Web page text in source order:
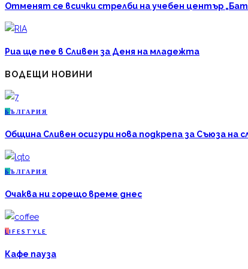
Отменят се всички стрелби на учебен център
Риа ще пее в Сливен за Деня на младежта
ВОДЕЩИ НОВИНИ
Б ЪЛГАРИЯ
Община Сливен осигури нова подкрепа за Съюза на
Б ЪЛГАРИЯ
Очаква ни горещо време днес
L IFESTYLE
Кафе пауза